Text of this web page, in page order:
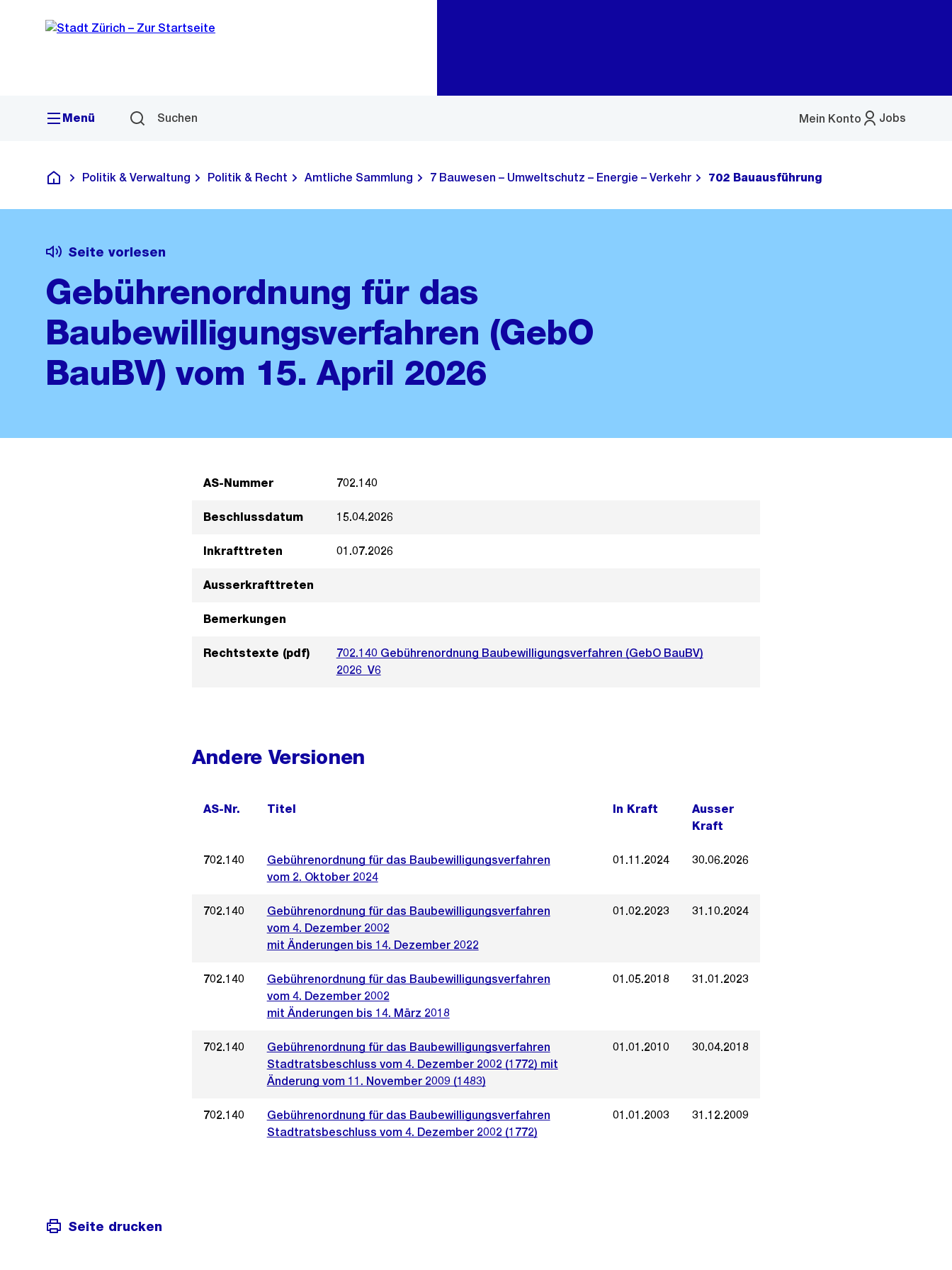
Navigation
Sprunglink
Menü Suchen Jobs
Mein Konto
Menü
Deutsch
Politik & Verwaltung Politik & Recht Amtliche Sammlung 7 Bauwesen – Umweltschutz – Energie – Verkehr 702 Bauausführung
Seite vorlesen
Gebührenordnung für das
Baubewilligungsverfahren (GebO
BauBV) vom 15. April 2026
AS-Nummer 702.140
Beschlussdatum 15.04.2026
Inkrafttreten 01.07.2026
Ausserkrafttreten
Bemerkungen
Rechtstexte (pdf)
702.140 Gebührenordnung Baubewilligungsverfahren (GebO BauBV)
2026_V6
Andere Versionen
AS-Nr. Titel In Kraft
Ausser
Kraft
702.140
Gebührenordnung für das Baubewilligungsverfahren
vom 2. Oktober 2024
01.11.2024 30.06.2026
702.140
Gebührenordnung für das Baubewilligungsverfahren
vom 4. Dezember 2002
mit Änderungen bis 14. Dezember 2022
01.02.2023 31.10.2024
702.140
Gebührenordnung für das Baubewilligungsverfahren
vom 4. Dezember 2002
mit Änderungen bis 14. März 2018
01.05.2018 31.01.2023
702.140
Gebührenordnung für das Baubewilligungsverfahren
Stadtratsbeschluss vom 4. Dezember 2002 (1772) mit
Änderung vom 11. November 2009 (1483)
01.01.2010 30.04.2018
702.140
Gebührenordnung für das Baubewilligungsverfahren
Stadtratsbeschluss vom 4. Dezember 2002 (1772)
01.01.2003 31.12.2009
Seite drucken